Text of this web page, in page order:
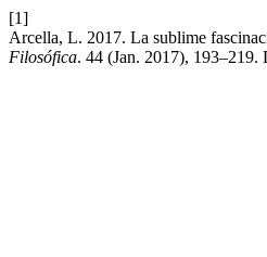
[1]
Arcella, L. 2017. La sublime
Filosófica. 44 (Jan. 2017), 193–219.